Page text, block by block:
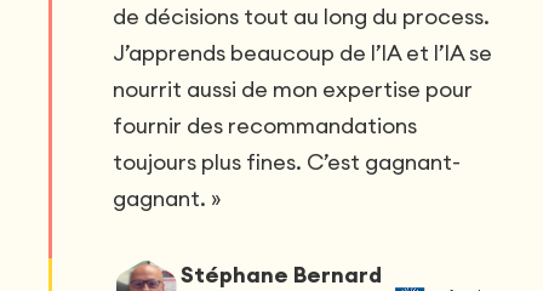
de décisions tout au long du process.
J’apprends beaucoup de l’IA et l’IA se
nourrit aussi de mon expertise pour
fournir des recommandations
toujours plus fines. C’est gagnant-
gagnant. »
Stéphane Bernard